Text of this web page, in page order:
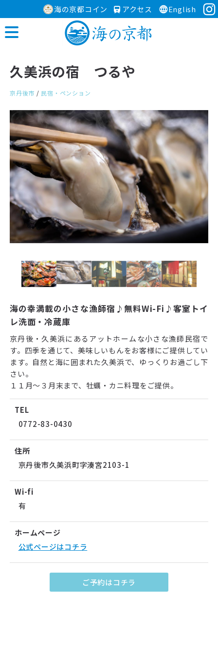
海の京都コイン アクセス English
久美浜の宿 つるや
京丹後市 / 民宿・ペンション
海の幸満載の小さな漁師宿♪無料Wi-Fi♪客室トイ
レ洗面・冷蔵庫
京丹後・久美浜にあるアットホームな小さな漁師民宿で
す。四季を通じて、美味しいもんをお客様にご提供してい
ます。自然と海に囲まれた久美浜で、ゆっくりお過ごし下
さい。
１１月～３月末まで、牡蠣・カニ料理をご提供。
TEL
0772-83-0430
住所
京丹後市久美浜町字湊宮2103-1
Wi-fi
有
ホームページ
公式ページはコチラ
ご予約はコチラ